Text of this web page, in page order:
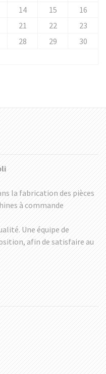
14 15
16
21 22
23
28 29
30
la fabrication des pièces
à commande
Une équipe de
afin de satisfaire au